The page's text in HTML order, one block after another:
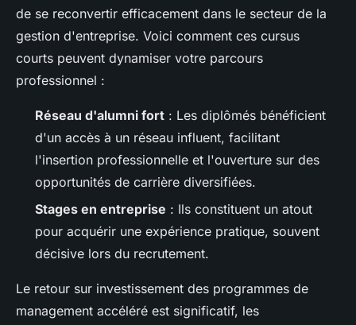
de se reconvertir efficacement dans le secteur de la
gestion d'entreprise. Voici comment ces cursus
courts peuvent dynamiser votre parcours
professionnel :
Réseau d'alumni fort : Les diplômés bénéficient
d'un accès à un réseau influent, facilitant
l'insertion professionnelle et l'ouverture sur des
opportunités de carrière diversifiées.
Stages en entreprise : Ils constituent un atout
pour acquérir une expérience pratique, souvent
décisive lors du recrutement.
Le retour sur investissement des programmes de
management accéléré est significatif, les